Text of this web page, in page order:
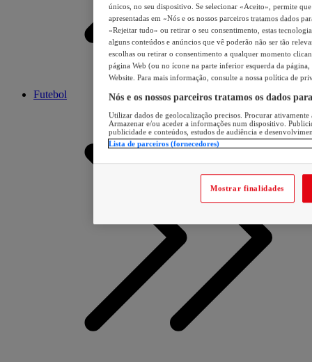
Futebol
únicos, no seu dispositivo. Se selecionar «Aceito», permite
apresentadas em «Nós e os nossos parceiros tratamos dados
«Rejeitar tudo» ou retirar o seu consentimento, estas
alguns conteúdos e anúncios que vê poderão não ser tão
escolhas ou retirar o consentimento a qualquer momento
página Web (ou no ícone na parte inferior esquerda da página,
Website. Para mais informação, consulte a nossa política de
Nós e os nossos parceiros tratamos os dados
Utilizar dados de geolocalização precisos. Procurar
Armazenar e/ou aceder a informações num dispositivo.
publicidade e conteúdos, estudos de audiência e
Lista de parceiros (fornecedores)
Mostrar finalidades